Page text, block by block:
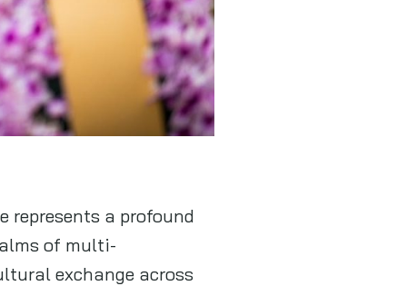
represents a profound
of multi-
exchange across